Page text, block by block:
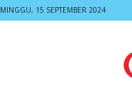
MINGGU, 15 SEPTEMBER 2024